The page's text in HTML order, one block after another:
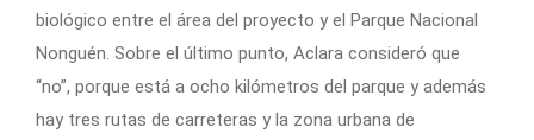
biológico entre el área del proyecto y el Parque Nacional
Nonguén. Sobre el último punto, Aclara consideró que
“no”, porque está a ocho kilómetros del parque y además
hay tres rutas de carreteras y la zona urbana de